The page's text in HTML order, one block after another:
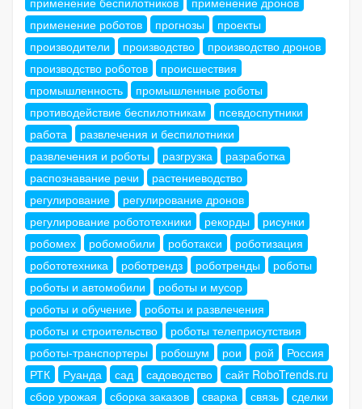
применение роботов
прогнозы
проекты
производители
производство
производство дронов
производство роботов
происшествия
промышленность
промышленные роботы
противодействие беспилотникам
псевдоспутники
работа
развлечения и беспилотники
развлечения и роботы
разгрузка
разработка
распознавание речи
растениеводство
регулирование
регулирование дронов
регулирование робототехники
рекорды
рисунки
робомех
робомобили роботакси
роботизация
робототехника
роботрендз роботренды
роботы
роботы и автомобили
роботы и мусор
роботы и обучение
роботы и развлечения
роботы и строительство
роботы телеприсутствия
роботы-транспортеры
робошум рои рой
Россия
РТК
Руанда сад садоводство
сайт RoboTrends.ru
сбор урожая
сборка заказов сварка связь
сделки